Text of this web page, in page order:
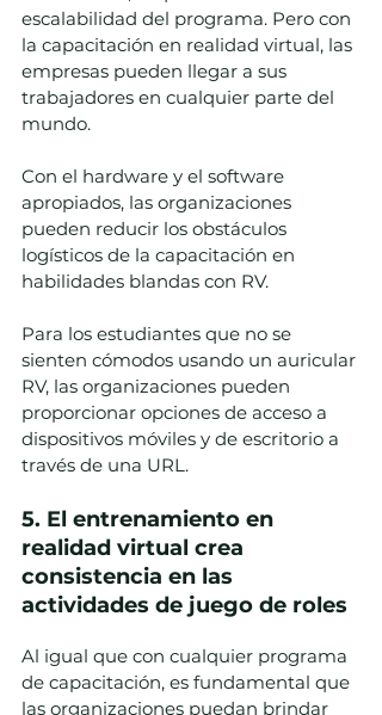
escalabilidad del programa. Pero con
la capacitación en realidad virtual, las
empresas pueden llegar a sus
trabajadores en cualquier parte del
mundo.
Con el hardware y el software
apropiados, las organizaciones
pueden reducir los obstáculos
logísticos de la capacitación en
habilidades blandas con RV.
Para los estudiantes que no se
sienten cómodos usando un auricular
RV, las organizaciones pueden
proporcionar opciones de acceso a
dispositivos móviles y de escritorio a
través de una URL.
5. El entrenamiento en
realidad virtual crea
consistencia en las
actividades de juego de roles
Al igual que con cualquier programa
de capacitación, es fundamental que
las organizaciones puedan brindar